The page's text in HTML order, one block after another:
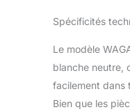
Spécificités
Le modèle
blanche neutre,
facilement dans
Bien que les